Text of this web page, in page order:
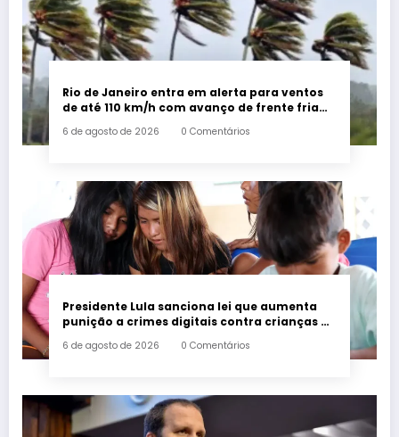
Rio de Janeiro entra em alerta para ventos
de até 110 km/h com avanço de frente fria
6 de agosto de 2026 0 Comentários
Presidente Lula sanciona lei que aumenta
punição a crimes digitais contra crianças é
6 de agosto de 2026 0 Comentários